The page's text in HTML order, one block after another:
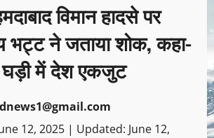
विमान हादसे पर
ने जताया शोक, कहा-
में देश एकजुट
12, 2025 | Updated: June 12,